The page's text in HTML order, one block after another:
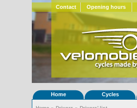
Contact Opening hours
Home Cycles